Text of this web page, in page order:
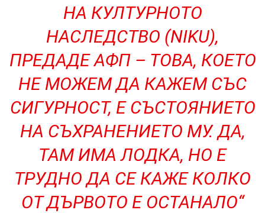
НА КУЛТУРНОТО
НАСЛЕДСТВО (NIKU),
ПРЕДАДЕ АФП – ТОВА, КОЕТО
НЕ МОЖЕМ ДА КАЖЕМ СЪС
СИГУРНОСТ, Е СЪСТОЯНИЕТО
НА СЪХРАНЕНИЕТО МУ. ДА,
ТАМ ИМА ЛОДКА, НО Е
ТРУДНО ДА СЕ КАЖЕ КОЛКО
ОТ ДЪРВОТО Е ОСТАНАЛО“